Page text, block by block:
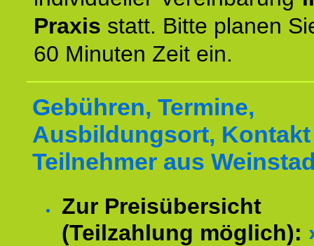
Praxis statt. Bitte planen
60 Minuten Zeit ein.
Gebühren, Termine,
Ausbildungsort,
Teilnehmer aus
Zur Preisübersicht
(Teilzahlung möglich):